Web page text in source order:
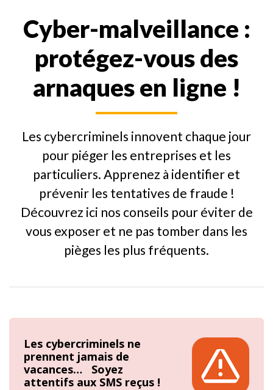
Cyber-malveillance :
protégez-vous des
arnaques en ligne !
Les cybercriminels innovent chaque jour
pour piéger les entreprises et les
particuliers. Apprenez à identifier et
prévenir les tentatives de fraude !
Découvrez ici nos conseils pour éviter de
vous exposer et ne pas tomber dans les
pièges les plus fréquents.
Les cybercriminels ne
prennent jamais de
vacances… Soyez
attentifs aux SMS reçus !